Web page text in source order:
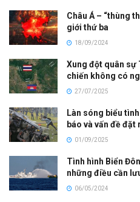
Châu Á – “thùng
giới thứ ba
18/09/2024
Xung đột quân sự
chiến không có
27/07/2025
Làn sóng biểu
báo và vấn đề đặt
01/09/2025
Tình hình Biển
những điều cần
06/05/2024